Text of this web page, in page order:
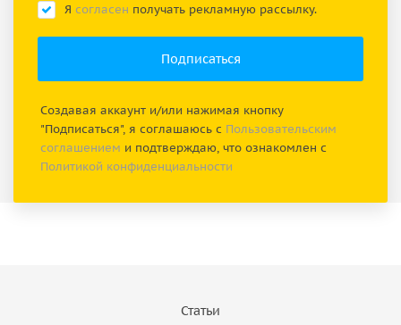
Я согласен получать рекламную рассылку.
Создавая аккаунт и/или нажимая кнопку
"Подписаться", я соглашаюсь с Пользовательским
соглашением и подтверждаю, что ознакомлен с
Политикой конфиденциальности
Статьи